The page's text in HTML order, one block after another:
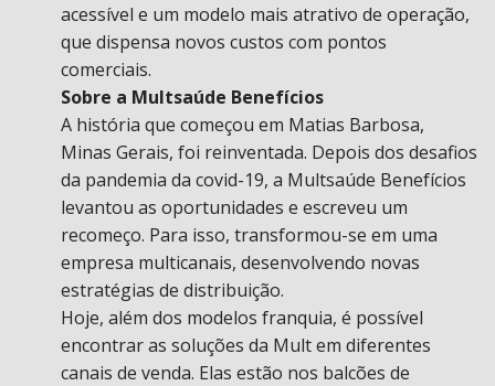
acessível e um modelo mais atrativo de operação,
que dispensa novos custos com pontos
comerciais.
Sobre a Multsaúde Benefícios
A história que começou em Matias Barbosa,
Minas Gerais, foi reinventada. Depois dos desafios
da pandemia da covid-19, a Multsaúde Benefícios
levantou as oportunidades e escreveu um
recomeço. Para isso, transformou-se em uma
empresa multicanais, desenvolvendo novas
estratégias de distribuição.
Hoje, além dos modelos franquia, é possível
encontrar as soluções da Mult em diferentes
canais de venda. Elas estão nos balcões de